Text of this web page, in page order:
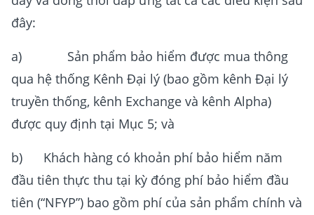
đây:
a) Sản phẩm bảo hiểm được mua thông
qua hệ thống Kênh Đại lý (bao gồm kênh Đại lý
truyền thống, kênh Exchange và kênh Alpha)
được quy định tại Mục 5; và
b) Khách hàng có khoản phí bảo hiểm năm
đầu tiên thực thu tại kỳ đóng phí bảo hiểm đầu
tiên (“NFYP”) bao gồm phí của sản phẩm chính và